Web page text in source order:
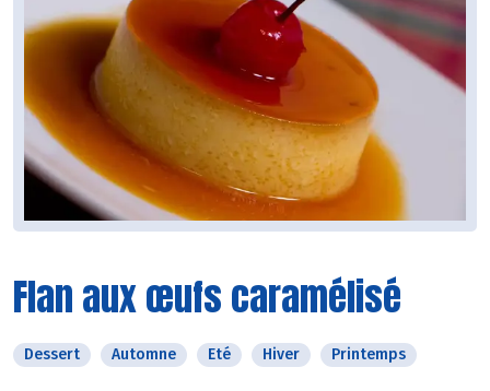
Flan aux œufs caramélisé
Dessert Automne Eté Hiver Printemps